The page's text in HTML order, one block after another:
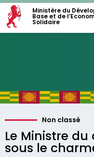
Ministère du
Base et de
Solidaire
Non classé
Le Ministre
sous le